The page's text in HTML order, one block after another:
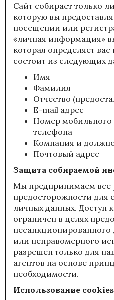
Сайт собирает только
которую вы
посещении или
«личная информация»
которая определяет
состоит из следующих
Имя
Фамилия
Отчество
E-mail адрес
Номер мобильного
телефона
Компания и
Почтовый адрес
Защита собираемой
Мы предпринимаем все
предосторожности для
личных данных.
ограничен в целях
несанкционированного
или неправомерного
разрешен только для
агентов на основе
необходимости.
Использование cookies